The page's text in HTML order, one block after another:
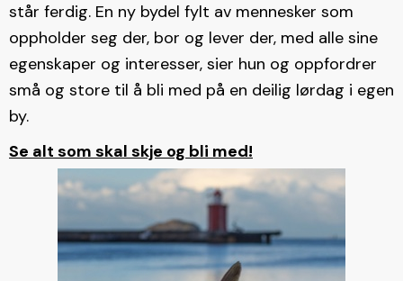
står ferdig. En ny bydel fylt av mennesker som
oppholder seg der, bor og lever der, med alle sine
egenskaper og interesser, sier hun og oppfordrer
små og store til å bli med på en deilig lørdag i egen
by.
Se alt som skal skje og bli med!